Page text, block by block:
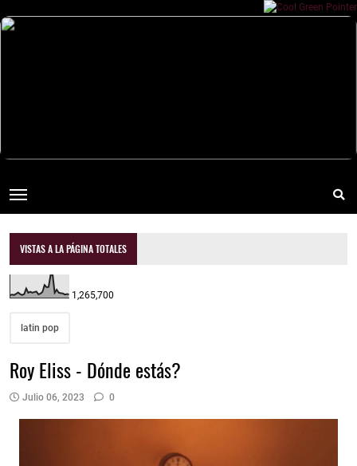
VISTAS A LA PÁGINA TOTALES
1,265,700
latin pop
Roy Eliss - Dónde estás?
Julio 06, 2023 0